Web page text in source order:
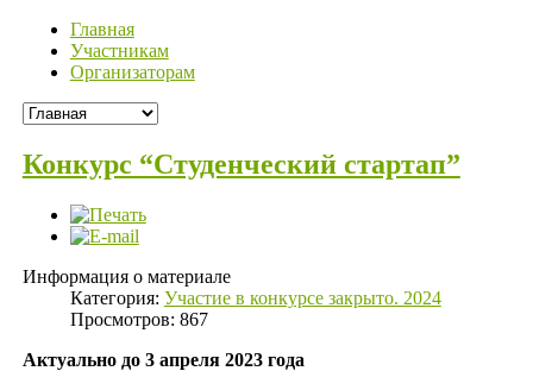
Главная
Участникам
Организаторам
Конкурс “Студенческий стартап”
Информация о материале
Категория: Участие в конкурсе закрыто. 2024
Просмотров: 867
Актуально до 3 апреля 2023 года